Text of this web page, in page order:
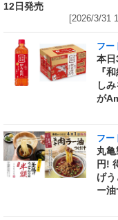
12日発売
[2026/3/31
フー
本
『
し
が
フー
丸
円!
げ
ー